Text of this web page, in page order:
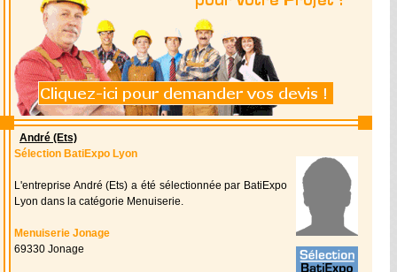
André (Ets)
Sélection BatiExpo Lyon
L'entreprise André (Ets) a été sélectionnée par BatiExpo
Lyon dans la catégorie Menuiserie.
Menuiserie Jonage
69330 Jonage